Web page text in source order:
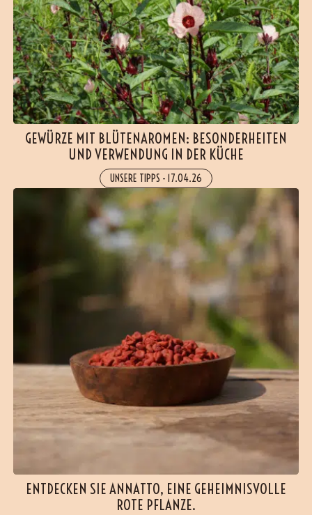
GEWÜRZE MIT BLÜTENAROMEN: BESONDERHEITEN
UND VERWENDUNG IN DER KÜCHE
UNSERE TIPPS - 17.04.26
ENTDECKEN SIE ANNATTO, EINE GEHEIMNISVOLLE
ROTE PFLANZE.